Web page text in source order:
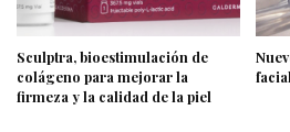
Sculptra, bioestimulación de
colágeno para mejorar la
firmeza y la calidad de la piel